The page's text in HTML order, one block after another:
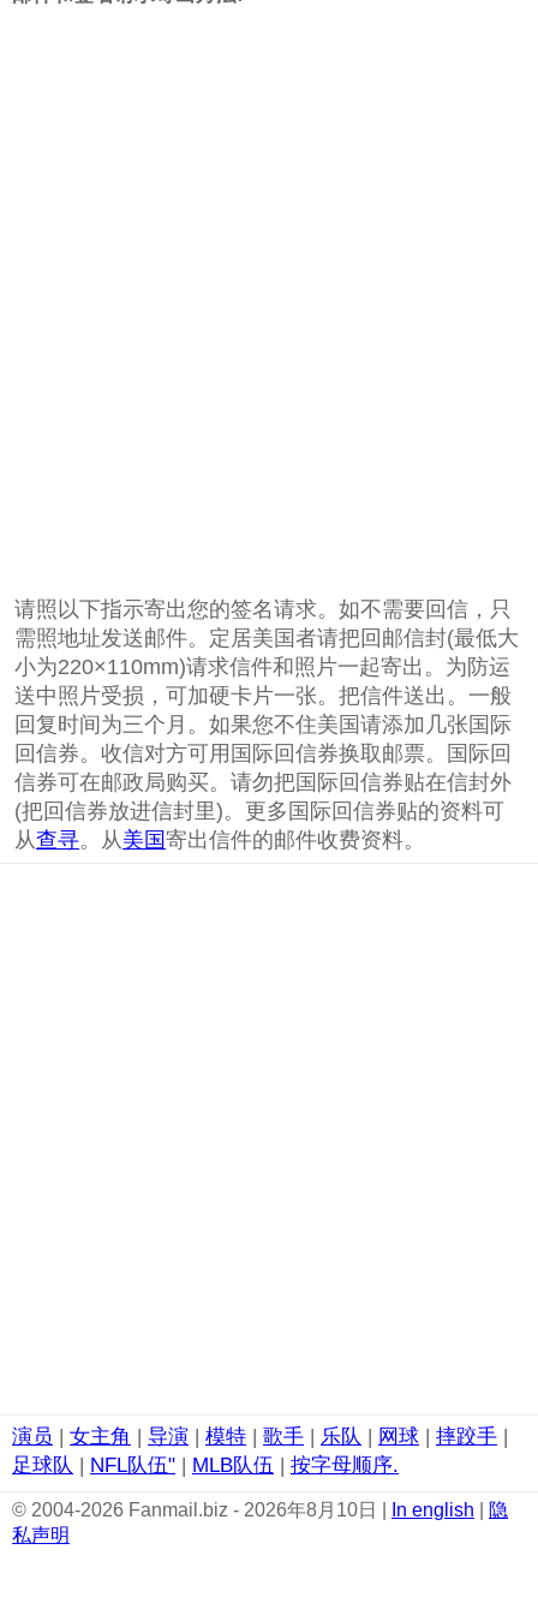
请照以下指示寄出您的签名请求。如不需要回信，只
需照地址发送邮件。定居美国者请把回邮信封(最低大
小为220×110mm)请求信件和照片一起寄出。为防运
送中照片受损，可加硬卡片一张。把信件送出。一般
回复时间为三个月。如果您不住美国请添加几张国际
回信券。收信对方可用国际回信券换取邮票。国际回
信券可在邮政局购买。请勿把国际回信券贴在信封外
(把回信券放进信封里)。更多国际回信券贴的资料可
从查寻。从美国寄出信件的邮件收费资料。
演员 | 女主角 | 导演 | 模特 | 歌手 | 乐队 | 网球 | 摔跤手 |
足球队 | NFL队伍" | MLB队伍 | 按字母顺序.
© 2004-2026 Fanmail.biz - 2026年8月10日 | In english
隐
私声明